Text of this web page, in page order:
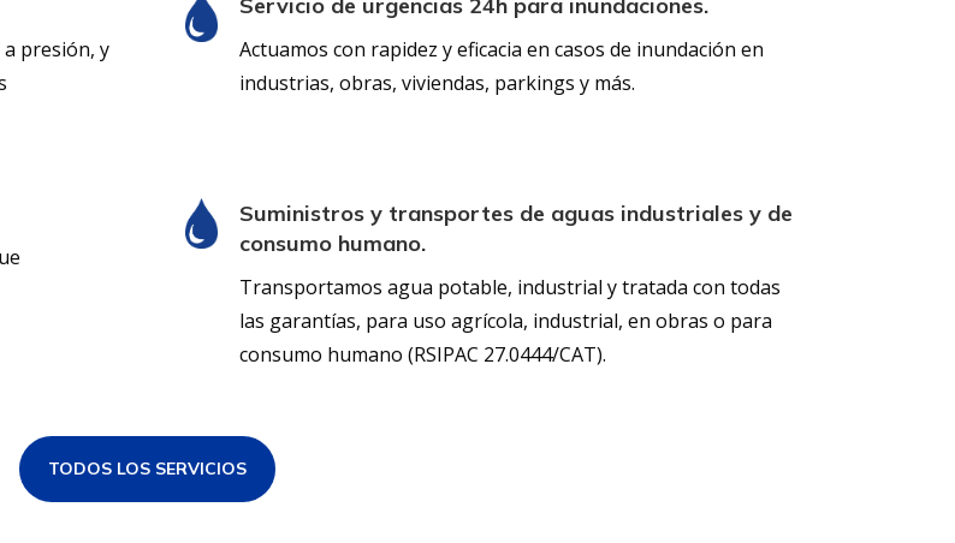
presión, y
Servicio de urgencias 24h para inundaciones.
Actuamos con rapidez y eficacia en casos de inundación en
industrias, obras, viviendas, parkings y más.
Suministros y transportes de aguas industriales y de
consumo humano.
Transportamos agua potable, industrial y tratada con todas
las garantías, para uso agrícola, industrial, en obras o para
consumo humano (RSIPAC 27.0444/CAT).
TODOS LOS SERVICIOS